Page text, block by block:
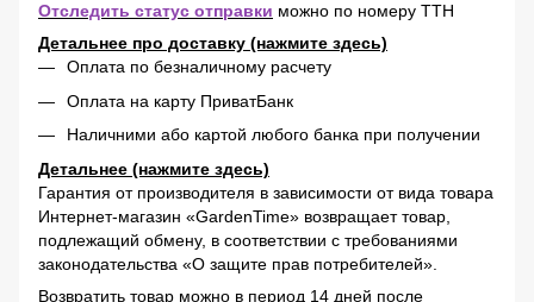
Отследить статус отправки можно по номеру ТТН
Детальнее про доставку (нажмите здесь)
Оплата по безналичному расчету
Оплата на карту ПриватБанк
Наличними або картой любого банка при получении
Детальнее (нажмите здесь)
Гарантия от производителя в зависимости от вида товара
Интернет-магазин «GardenTime» возвращает товар,
подлежащий обмену, в соответствии с требованиями
законодательства «О защите прав потребителей».
Возвратить товар можно в период 14 дней после